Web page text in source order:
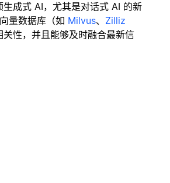
成式 AI，尤其是对话式 AI 的新
量数据库（如 Milvus、 Zilliz
性，并且能够及时融合最新信